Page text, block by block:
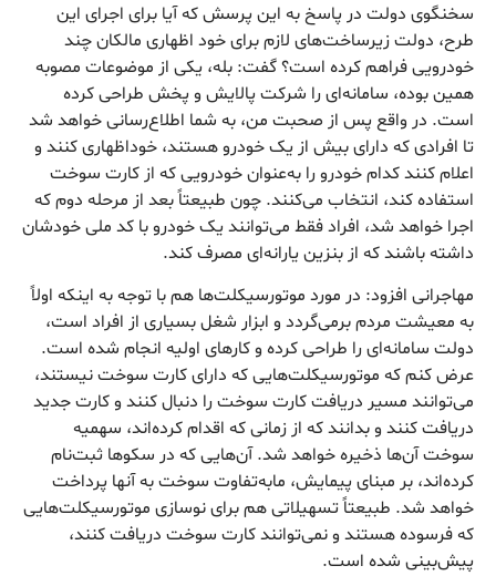
سخنگوی دولت در پاسخ به این پرسش که آیا برای اجرای این
طرح، دولت زیرساخت‌های لازم برای خود اظهاری مالکان چند
خودرویی فراهم کرده است؟ گفت: بله، یکی از موضوعات مصوبه
همین بوده، سامانه‌ای را شرکت پالایش و پخش طراحی کرده
است. در واقع پس از صحبت من، به شما اطلاع‌رسانی خواهد شد
تا افرادی که دارای بیش از یک خودرو هستند، خوداظهاری کنند و
اعلام کنند کدام خودرو را به‌عنوان خودرویی که از کارت سوخت
استفاده کند، انتخاب می‌کنند. چون طبیعتاً بعد از مرحله دوم که
اجرا خواهد شد، افراد فقط می‌توانند یک خودرو با کد ملی خودشان
داشته باشند که از بنزین یارانه‌ای مصرف کند.
مهاجرانی افزود: در مورد موتورسیکلت‌ها هم با توجه به اینکه اولاً
به معیشت مردم برمی‌گردد و ابزار شغل بسیاری از افراد است،
دولت سامانه‌ای را طراحی کرده و کارهای اولیه انجام شده است.
عرض کنم که موتورسیکلت‌هایی که دارای کارت سوخت نیستند،
می‌توانند مسیر دریافت کارت سوخت را دنبال کنند و کارت جدید
دریافت کنند و بدانند که از زمانی که اقدام کرده‌اند، سهمیه
سوخت آن‌ها ذخیره خواهد شد. آن‌هایی که در سکوها ثبت‌نام
کرده‌اند، بر مبنای پیمایش، مابه‌تفاوت سوخت به آنها پرداخت
خواهد شد. طبیعتاً تسهیلاتی هم برای نوسازی موتورسیکلت‌هایی
که فرسوده هستند و نمی‌توانند کارت سوخت دریافت کنند،
پیش‌بینی شده است.